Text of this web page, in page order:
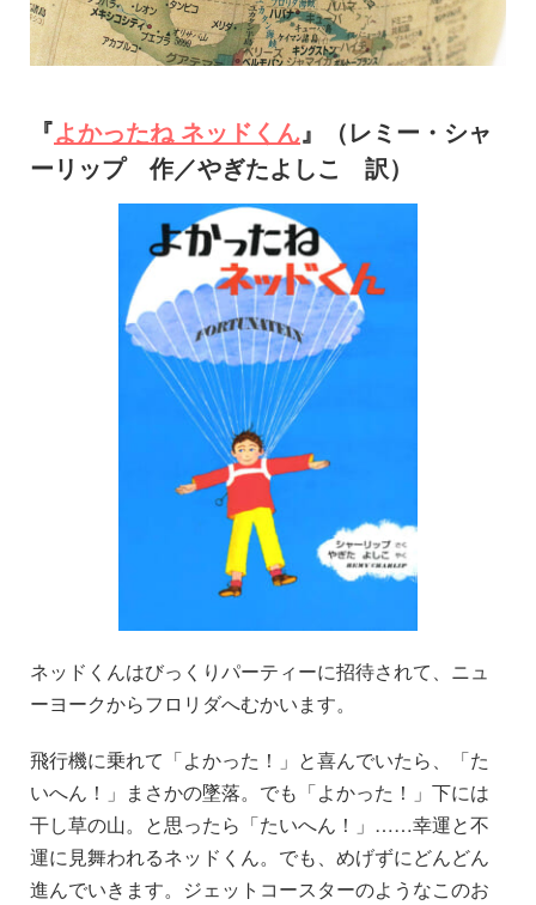
『よかったね ネッドくん』（レミー・シャ
ーリップ 作／やぎたよしこ 訳）
ネッドくんはびっくりパーティーに招待されて、ニュ
ーヨークからフロリダへむかいます。
飛行機に乗れて「よかった！」と喜んでいたら、「た
いへん！」まさかの墜落。でも「よかった！」下には
干し草の山。と思ったら「たいへん！」……幸運と不
運に見舞われるネッドくん。でも、めげずにどんどん
進んでいきます。ジェットコースターのようなこのお